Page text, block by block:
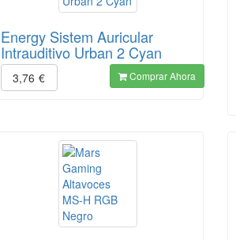
Energy Sistem Auricular
Intrauditivo Urban 2 Cyan
3,76 € Comprar Ahora